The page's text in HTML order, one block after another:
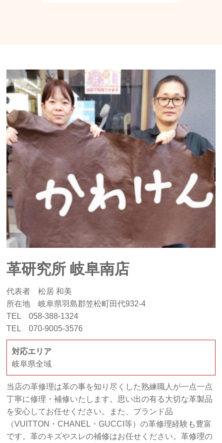
革研究所 岐阜南店
代表者 松居 和美
所在地 岐阜県羽島郡笠松町田代932-4
TEL 058-388-1324
TEL 070-9005-3576
対応エリア
岐阜県全域
当店の革修理は革の事を知り尽くした熟練職人が一点一点
丁寧に修理・補修いたします。思い出の有る大切な革製品
を安心してお任せください。また、ブランド品
（VUITTON・CHANEL・GUCCI等）の革修理経験も豊富
です。革のキズやスレの補修はお任せください。革修理の